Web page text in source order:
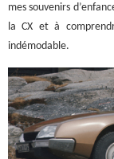
mes souvenirs
la CX et à
indémodable.